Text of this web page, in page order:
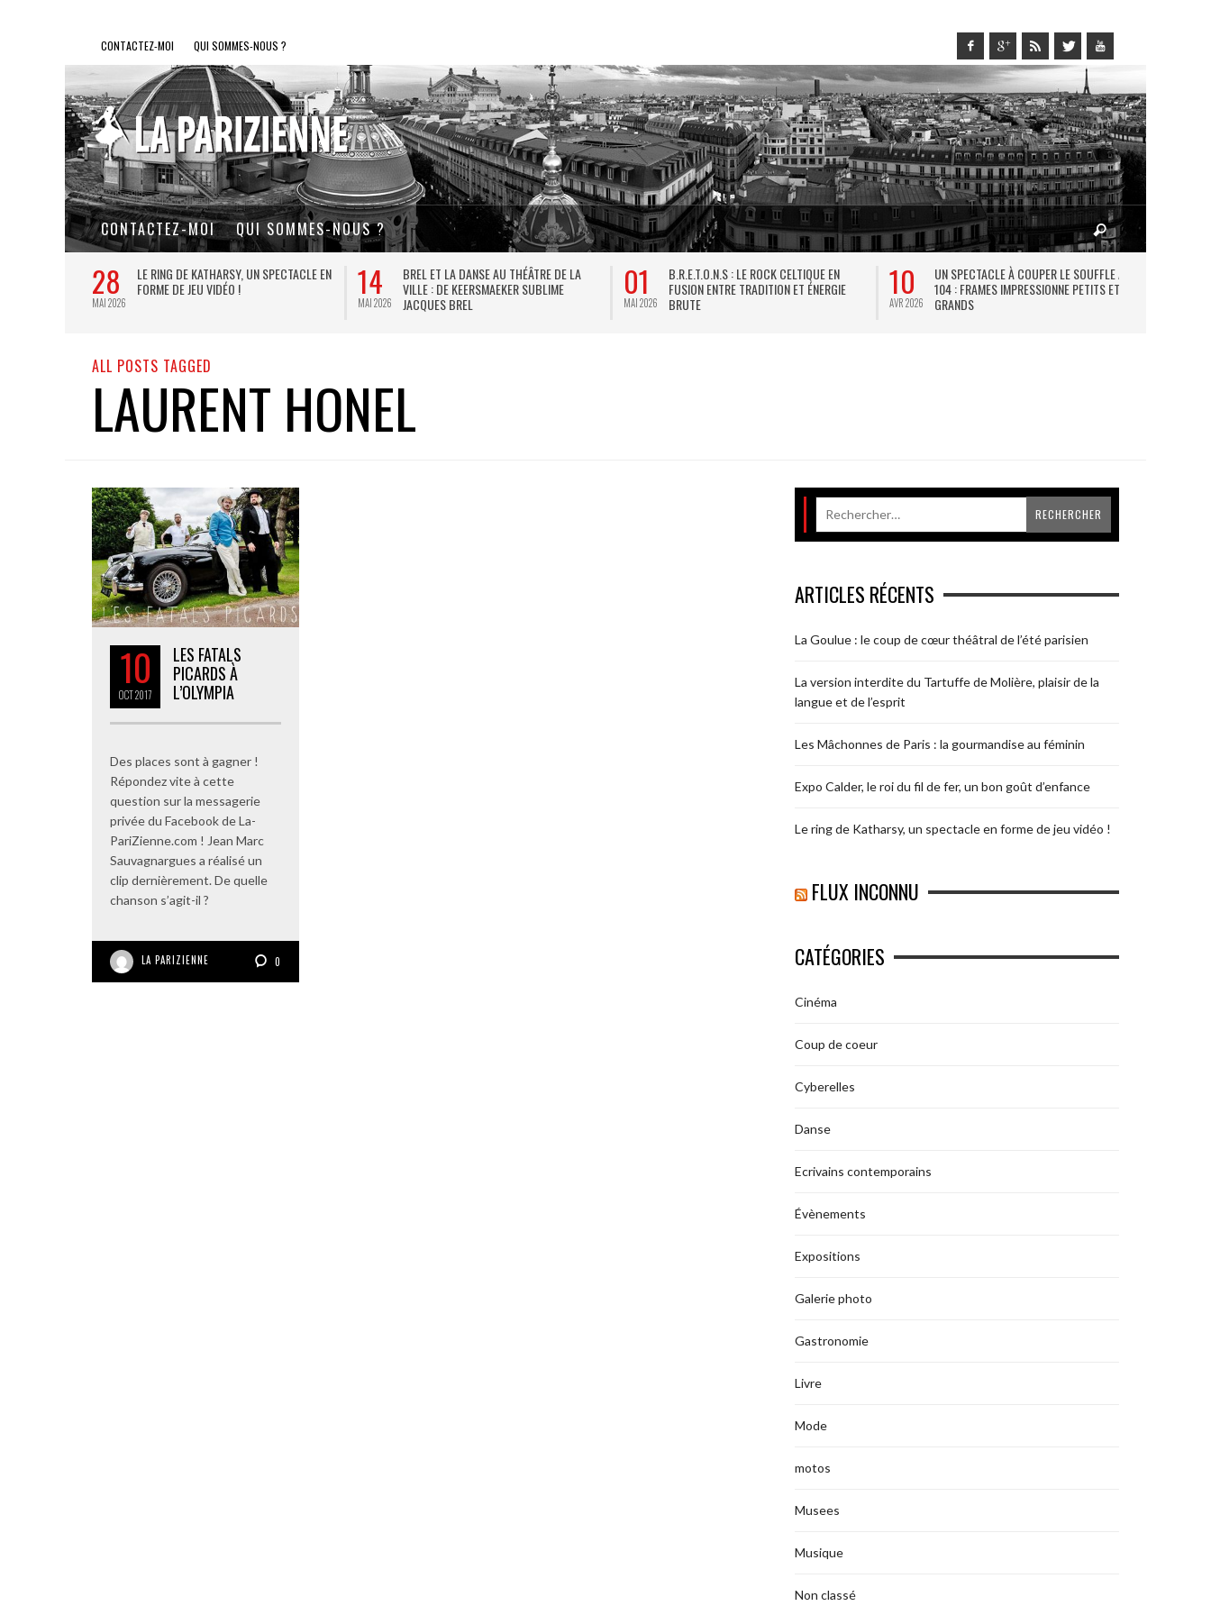
CONTACTEZ-MOI QUI SOMMES-NOUS ?
CONTACTEZ-MOI QUI SOMMES-NOUS ?
28
MAI 2026
LE RING DE KATHARSY, UN SPECTACLE EN
FORME DE JEU VIDÉO !
14
MAI 2026
BREL ET LA DANSE AU THÉÂTRE DE LA
VILLE : DE KEERSMAEKER SUBLIME
JACQUES BREL
01
MAI 2026
B.R.E.T.O.N.S : LE ROCK CELTIQUE EN
FUSION ENTRE TRADITION ET ÉNERGIE
BRUTE
10
AVR 2026
UN SPECTACLE À COUPER LE SOUFFLE AU
104 : FRAMES IMPRESSIONNE PETITS ET
GRANDS
ALL POSTS TAGGED
LAURENT HONEL
10
OCT2017
LES FATALS
PICARDS À
L’OLYMPIA
Des places sont à gagner !
Répondez vite à cette
question sur la messagerie
privée du Facebook de La-
PariZienne.com ! Jean Marc
Sauvagnargues a réalisé un
clip dernièrement. De quelle
chanson s’agit-il ?
LA PARIZIENNE 0
ARTICLES RÉCENTS
La Goulue : le coup de cœur théâtral de l’été parisien
La version interdite du Tartuffe de Molière, plaisir de la
langue et de l’esprit
Les Mâchonnes de Paris : la gourmandise au féminin
Expo Calder, le roi du fil de fer, un bon goût d’enfance
Le ring de Katharsy, un spectacle en forme de jeu vidéo !
FLUX INCONNU
CATÉGORIES
Cinéma
Coup de coeur
Cyberelles
Danse
Ecrivains contemporains
Évènements
Expositions
Galerie photo
Gastronomie
Livre
Mode
motos
Musees
Musique
Non classé